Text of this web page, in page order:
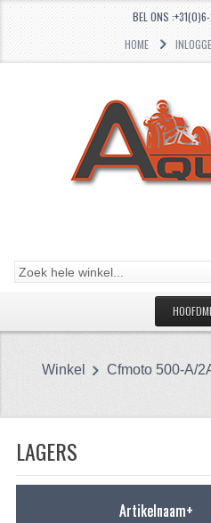
BEL ONS
HOME
Winkel Cfmoto 500-A/
LAGERS
Artikelnaam+